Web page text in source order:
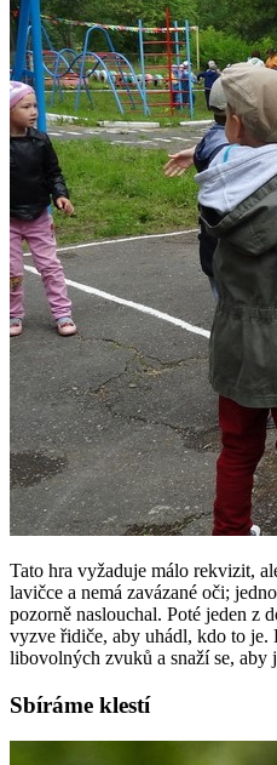
Tato hra vyžaduje málo rekvizit,
lavičce a nemá zavázané oči;
pozorně naslouchal. Poté jeden z
vyzve řidiče, aby uhádl, kdo to je.
libovolných zvuků a snaží se, aby
Sbíráme klestí